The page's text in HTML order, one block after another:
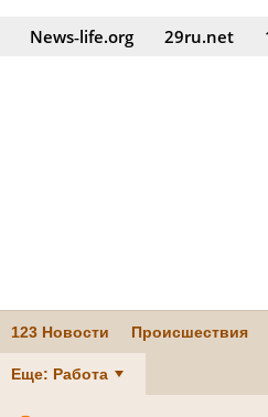
News‑life.org 29ru.net
123 Новости Происшествия
Еще: Работа